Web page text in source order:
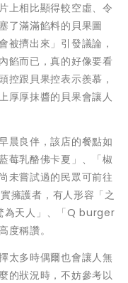
上相比顯得較空虛、令
了滿滿餡料的貝果圖
被擠出來」引發議論，
餡而已，真的好像要看
控跟貝果控表示羨慕，
厚厚抹醬的貝果會讓人
晨良伴，該店的餐點如
莓乳酪佛卡夏」、「椒
未嘗試過的民眾可前往
擁護者，有人形容「之
為天人」、「Q burger
度稱讚。
太多時偶爾也會讓人無
的狀況時，不妨參考以